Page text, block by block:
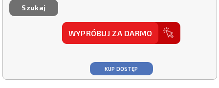
WYPRÓBUJ ZA DARMO
KUP DOSTĘP